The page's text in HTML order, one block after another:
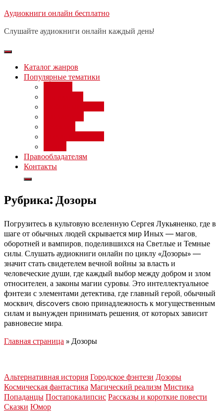
Перейти
содержимому
Аудиокниги онлайн бесплатно
Слушайте аудиокниги онлайн каждый день!
Каталог жанров
Популярные тематики
Правообладателям
Контакты
Рубрика:Дозоры
Погрузитесь в культовую вселенную Сергея Лукьяненко, где в
шаге от обычных людей скрывается мир Иных — магов,
оборотней и вампиров, поделившихся на Светлые и Темные
силы. Слушать аудиокниги онлайн по циклу «Дозоры» —
значит стать свидетелем вечной войны за власть и
человеческие души, где каждый выбор между добром и злом
относителен, а законы магии суровы. Это интеллектуальное
фэнтези с элементами детектива, где главный герой, обычный
москвич, discovers свою принадлежность к могущественным
силам и вынужден принимать решения, от которых зависит
равновесие мира.
Главная страница » Дозоры
Альтернативная история Городское фэнтези Дозоры
Космическая фантастика Магический реализм Мистика
Попаданцы Постапокалипсис Рассказы и короткие повести
Сказки Юмор
Бесплатный вебинар: заработок
день